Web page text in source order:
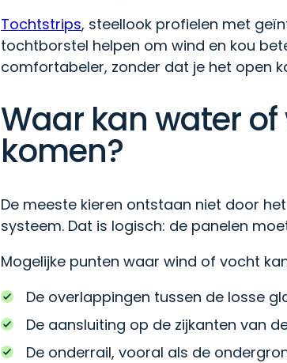
Tochtstrips, steellook profielen met
tochtborstel helpen om wind en kou
comfortabeler, zonder dat je het open
Waar kan water
komen?
De meeste kieren ontstaan niet door
systeem. Dat is logisch: de panelen
Mogelijke punten waar wind of vocht
De overlappingen tussen de losse
De aansluiting op de zijkanten van
De onderrail, vooral als de